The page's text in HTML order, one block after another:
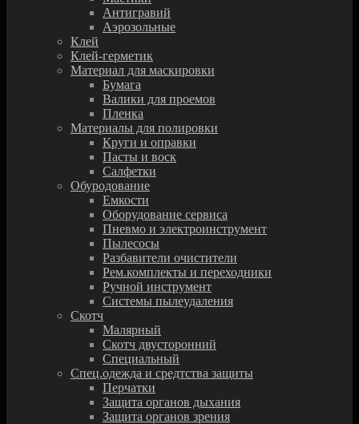
Антигравий
Аэрозольные
Клей
Клей-герметик
Материал для маскировки
Бумага
Валики для проемов
Пленка
Материалы для полировки
Круги и оправки
Пасты и воск
Салфетки
Обуродование
Емкости
Оборудование сервиса
Пневмо и электроинструмент
Пылесосы
Разбавители очистители
Рем.комплекты и переходники
Ручной инструмент
Системы пылеудаления
Скотч
Малярный
Скотч двусторонний
Специальный
Спец.одежда и средтства защиты
Перчатки
Защита органов дыхания
Защита органов зрения